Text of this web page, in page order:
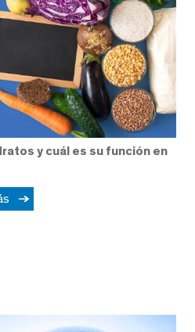
y cuál es su función en